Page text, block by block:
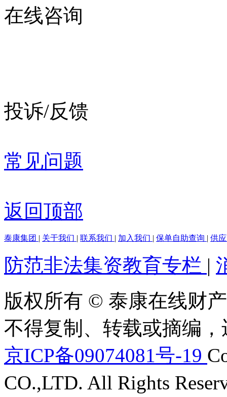
在线咨询
投诉/反馈
常见问题
返回顶部
泰康集团 | 关于我们 | 联系我们 | 加入我们 | 保单自助查询 | 供
防范非法集资教育专栏 |
版权所有 © 泰康在线财
不得复制、转载或摘编
京ICP备09074081号-19
CO.,LTD. All Rights